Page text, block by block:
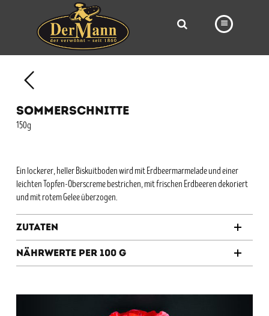
BÄCKEREI
VORBESTELLUNG
NEWS
KARRIERE
VIDEOS
SOMMERSCHNITTE
150g
Ein lockerer, heller Biskuitboden wird mit Erdbeermarmelade und einer
leichten Topfen-Oberscreme bestrichen, mit frischen Erdbeeren dekoriert
und mit rotem Gelee überzogen.
Zutaten
Nährwerte per 100 g